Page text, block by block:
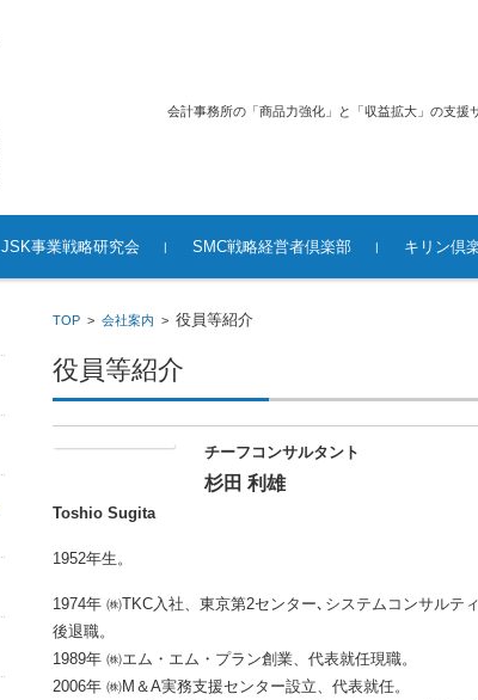
会計事務所の「商品力強化」と「収益拡大」の支援サ
オ、youtube_URL一覧表）
JSK事業戦略研究会
デオ講座（申込書）
SMC戦略経営者倶楽部
問合せ）
キリン倶
TOP >会社案内 >役員等紹介
役員等紹介
チーフコンサルタント
杉田 利雄
Toshio Sugita
1952年生。
1974年 ㈱TKC入社、東京第2センター､システムコンサルテ
後退職。
1989年 ㈱エム・エム・プラン創業、代表就任現職。
2006年 ㈱M＆A実務支援センター設立、代表就任。